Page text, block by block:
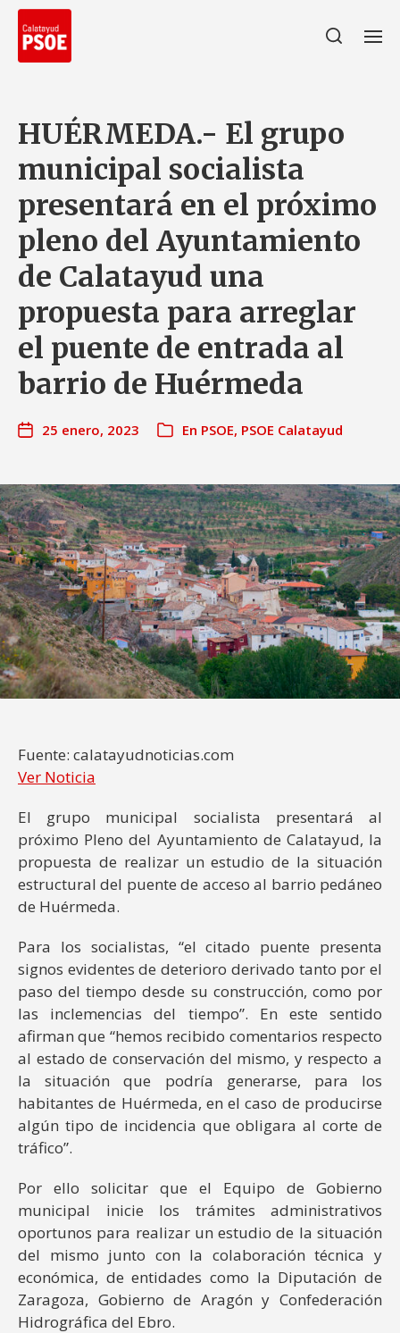
HUÉRMEDA.- El grupo
municipal socialista
presentará en el próximo
pleno del Ayuntamiento
de Calatayud una
propuesta para arreglar
el puente de entrada al
barrio de Huérmeda
25 enero, 2023 En PSOE, PSOE Calatayud
Fuente: calatayudnoticias.com
Ver Noticia
El grupo municipal socialista presentará al
próximo Pleno del Ayuntamiento de Calatayud, la
propuesta de realizar un estudio de la situación
estructural del puente de acceso al barrio pedáneo
de Huérmeda.
Para los socialistas, “el citado puente presenta
signos evidentes de deterioro derivado tanto por el
paso del tiempo desde su construcción, como por
las inclemencias del tiempo”. En este sentido
afirman que “hemos recibido comentarios respecto
al estado de conservación del mismo, y respecto a
la situación que podría generarse, para los
habitantes de Huérmeda, en el caso de producirse
algún tipo de incidencia que obligara al corte de
tráfico”.
Por ello solicitar que el Equipo de Gobierno
municipal inicie los trámites administrativos
oportunos para realizar un estudio de la situación
del mismo junto con la colaboración técnica y
económica, de entidades como la Diputación de
Zaragoza, Gobierno de Aragón y Confederación
Hidrográfica del Ebro.